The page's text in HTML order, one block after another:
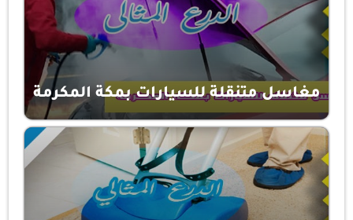
مغاسل متنقلة للسيارات بمكة المكرمة